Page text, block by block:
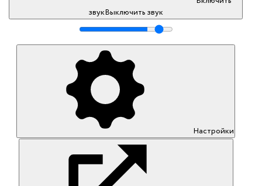
звукВыключить звук
Настройки